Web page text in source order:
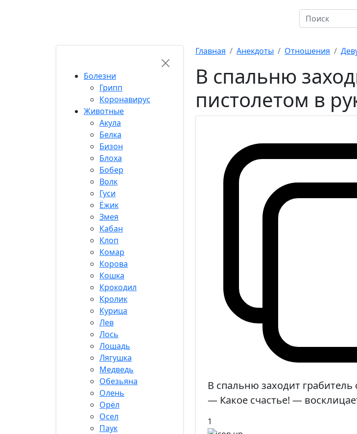
Болезни
Грипп
Коронавирус
Животные
Акула
Белка
Бизон
Блоха
Бобер
Волк
Гуси
Ёжик
Змея
Кабан
Клоп
Комар
Корова
Кошка
Крокодил
Кролик
Курица
Лев
Лось
Лошадь
Лягушка
Медведь
Обезьяна
Олень
Орёл
Осел
Паук
Главная Анекдоты Отношения
В спальню
пистолетом в
В спальню заходит грабитель
— Какое счастье! —
1